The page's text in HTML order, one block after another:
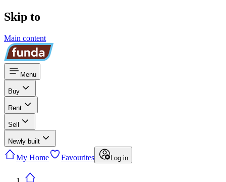
Skip to
Main content
Menu
Buy
Rent
Sell
Newly built
My Home Favourites Log in